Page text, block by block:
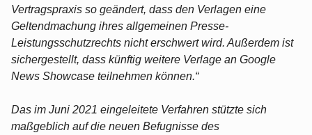
Vertragspraxis so geändert, dass den Verlagen eine
Geltendmachung ihres allgemeinen Presse-
Leistungsschutzrechts nicht erschwert wird. Außerdem ist
sichergestellt, dass künftig weitere Verlage an Google
News Showcase teilnehmen können.“
Das im Juni 2021 eingeleitete Verfahren stützte sich
maßgeblich auf die neuen Befugnisse des